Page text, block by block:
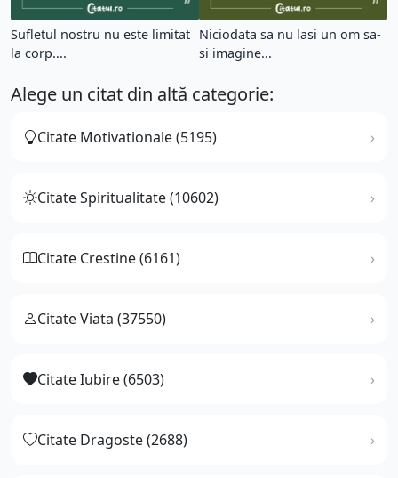
Sufletul nostru nu este limitat
la corp....
Niciodata sa nu lasi un om sa-
si imagine...
Alege un citat din altă categorie:
Citate Motivationale (5195)
Citate Spiritualitate (10602)
Citate Crestine (6161)
Citate Viata (37550)
Citate Iubire (6503)
Citate Dragoste (2688)